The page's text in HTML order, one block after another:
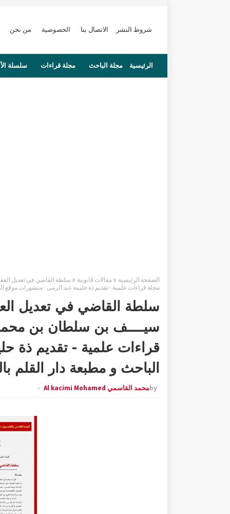
شروط النشر الاتصال بنا الخصوصية من نحن
الرئيسية مجلة الباحث مجلة قراءات سلسلة
الصفحة الرئيسية
مقالات قانونية
مجلة قراءات علمية - تقديم ذة حليمة عبد الرمى - منشورات موقع
سلطة القاضي في تعديل
قراءات علمية - تقديم ذة
الباحث و مطبعة دار القلم
byمحمد القاسمي Al kacimi Mohamed